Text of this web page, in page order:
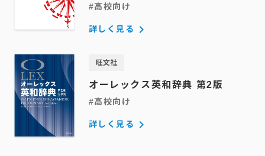
#高校向け
詳しく見る keyboard_arrow_right
旺文社
オーレックス英和辞典 第2版
#高校向け
詳しく見る keyboard_arrow_right